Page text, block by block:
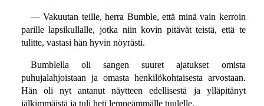
— Vakuutan teille, herra Bumble, että minä vain kerroin
parille lapsikullalle, jotka niin kovin pitävät teistä, että te
tulitte, vastasi hän hyvin nöyrästi.
Bumblella oli sangen suuret ajatukset omista
puhujalahjoistaan ja omasta henkilökohtaisesta arvostaan.
Hän oli nyt antanut näytteen edellisestä ja ylläpitänyt
jälkimmäistä ja tuli heti lempeämmälle tuulelle.